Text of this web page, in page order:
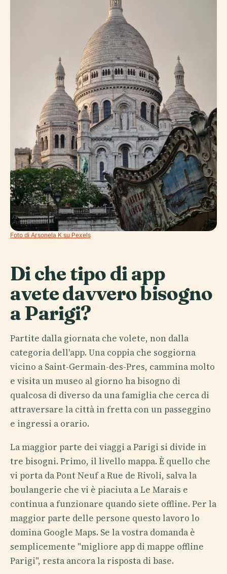
Foto di Arsonela K su Pexels
Di che tipo di app
avete davvero bisogno
a Parigi?
Partite dalla giornata che volete, non dalla
categoria dell'app. Una coppia che soggiorna
vicino a Saint-Germain-des-Pres, cammina molto
e visita un museo al giorno ha bisogno di
qualcosa di diverso da una famiglia che cerca di
attraversare la città in fretta con un passeggino
e ingressi a orario.
La maggior parte dei viaggi a Parigi si divide in
tre bisogni. Primo, il livello mappa. È quello che
vi porta da Pont Neuf a Rue de Rivoli, salva la
boulangerie che vi è piaciuta a Le Marais e
continua a funzionare quando siete offline. Per la
maggior parte delle persone questo lavoro lo
domina Google Maps. Se la vostra domanda è
semplicemente "migliore app di mappe offline
Parigi", resta ancora la risposta di base.